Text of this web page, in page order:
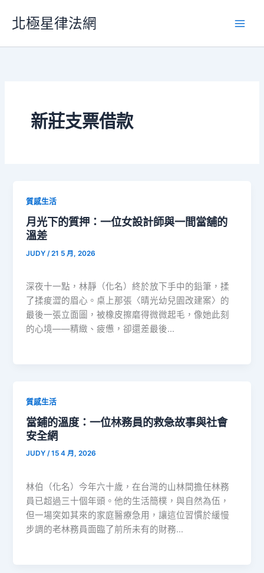
要
北極星律法網
新莊支票借款
質感生活
月光下的質押：一位女設計師與一間當舖的
溫差
JUDY /21 5 月, 2026
深夜十一點，林靜（化名）終於放下手中的鉛筆，揉
了揉痠澀的眉心。桌上那張〈晴光幼兒園改建案〉的
最後一張立面圖，被橡皮擦磨得微微起毛，像她此刻
的心境——精緻、疲憊，卻還差最後…
質感生活
當鋪的溫度：一位林務員的救急故事與社會
安全網
JUDY/15 4 月, 2026
林伯（化名）今年六十歲，在台灣的山林間擔任林務
員已超過三十個年頭。他的生活簡樸，與自然為伍，
但一場突如其來的家庭醫療急用，讓這位習慣於緩慢
步調的老林務員面臨了前所未有的財務…